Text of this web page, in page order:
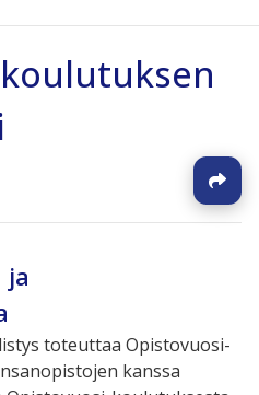
ja
toteuttaa Opistovuosi-
kanssa